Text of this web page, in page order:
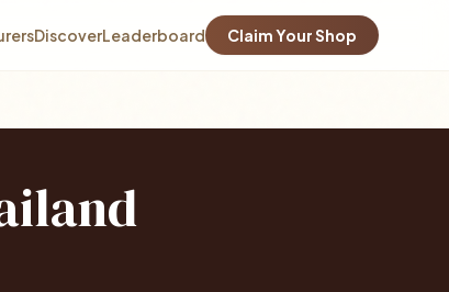
DiscoverLeaderboard Claim Your Shop